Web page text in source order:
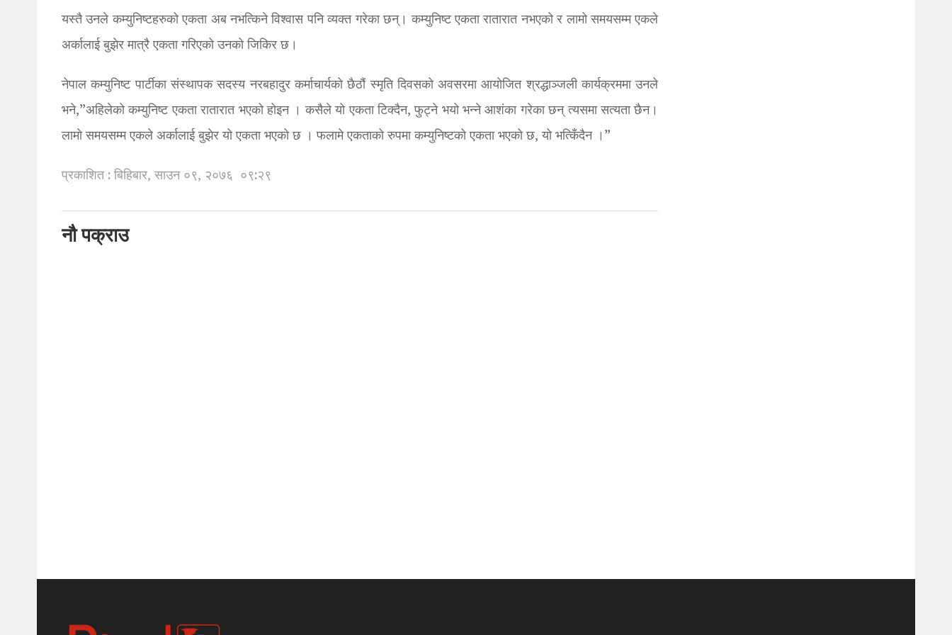
यस्तै उनले कम्युनिष्टहरुको एकता अब नभत्किने विश्वास पनि व्यक्त गरेका छन्। कम्युनिष्ट एकता रातारात नभएको र लामो समयसम्म एकले
अर्कालाई बुझेर मात्रै एकता गरिएको उनको जिकिर छ।
नेपाल कम्युनिष्ट पार्टीका संस्थापक सदस्य नरबहादुर कर्माचार्यको छैठौं स्मृति दिवसको अवसरमा आयोजित श्रद्धाञ्जली कार्यक्रममा उनले
भने,”अहिलेको कम्युनिष्ट एकता रातारात भएको होइन । कसैले यो एकता टिक्दैन, फुट्ने भयो भन्ने आशंका गरेका छन् त्यसमा सत्यता छैन।
लामो समयसम्म एकले अर्कालाई बुझेर यो एकता भएको छ । फलामे एकताको रुपमा कम्युनिष्टको एकता भएको छ, यो भत्किँदैन ।”
प्रकाशित : बिहिबार, साउन ०९, २०७६ ०९:२९
नौ पक्राउ